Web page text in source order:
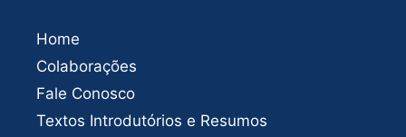
Home
Colaborações
Fale Conosco
Textos Introdutórios e Resumos